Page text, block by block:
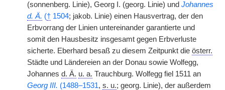
(sonnenberg. Linie), Georg I. (georg. Linie) und Johannes
d. Ä. († 1504; jakob. Linie) einen Hausvertrag, der den
Erbvorrang der Linien untereinander garantierte und
somit den Hausbesitz insgesamt gegen Erbverluste
sicherte. Eberhard besaß zu diesem Zeitpunkt die österr.
Städte und Ländereien an der Donau sowie Wolfegg,
Johannes d. Ä. u. a. Trauchburg. Wolfegg fiel 1511 an
Georg III. (1488–1531, s. u.; georg. Linie), der außerdem